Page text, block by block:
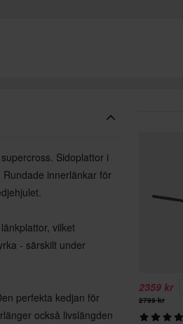
Sidoplattor i
innerlänkar för
vilket
- särskilt under
perfekta kedjan för
också livslängden
2359 kr
2799 kr